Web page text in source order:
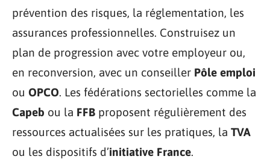
prévention des risques, la réglementation, les
assurances professionnelles. Construisez un
plan de progression avec votre employeur ou,
en reconversion, avec un conseiller Pôle emploi
ou OPCO. Les fédérations sectorielles comme la
Capeb ou la FFB proposent régulièrement des
ressources actualisées sur les pratiques, la TVA
ou les dispositifs d’initiative France.